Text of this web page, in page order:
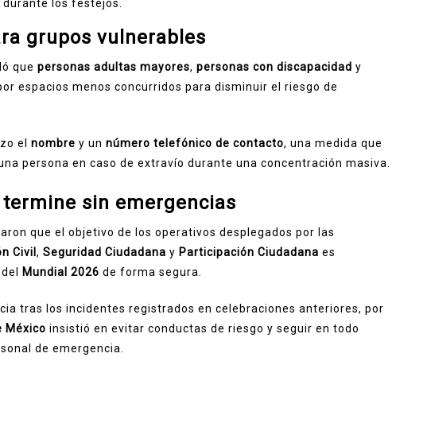
los festejos.
grupos vulnerables
que personas adultas mayores, personas con discapacidad y
espacios menos concurridos para disminuir el riesgo de
el nombre y un número telefónico de contacto, una medida que
persona en caso de extravío durante una concentración masiva.
sin emergencias
que el objetivo de los operativos desplegados por las
Civil , Seguridad Ciudadana y Participación Ciudadana es
Mundial 2026 de forma segura.
tras los incidentes registrados en celebraciones anteriores, por
México insistió en evitar conductas de riesgo y seguir en todo
de emergencia.